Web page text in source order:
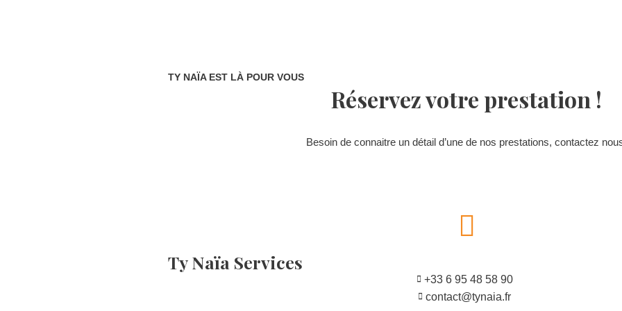
TY NAÏA EST LÀ POUR VOUS
Réservez votre prestation !
Besoin de connaitre un détail d’une de nos prestations, contactez
Ty Naïa Services
+33 6 95 48 58 90
contact@tynaia.fr